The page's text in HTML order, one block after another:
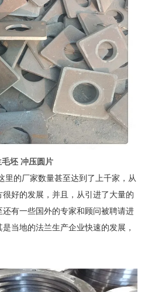
坯 冲压圆片
里的厂家数量甚至达到了上千家，从
好的发展，并且，从引进了大量的
有一些国外的专家和顾问被聘请进
当地的法兰生产企业快速的发展，